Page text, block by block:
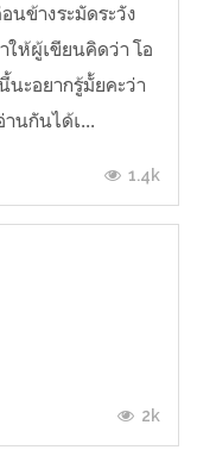
นข้างระมัดระวัง
ให้ผู้เขียนคิดว่า โอ
ะอยากรู้มั้ยคะว่า
นกันได้เ...
1.4k
2k